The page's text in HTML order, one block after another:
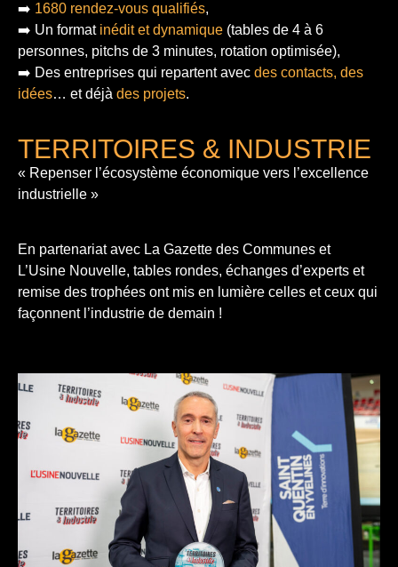
➡️ 1680 rendez-vous qualifiés,
➡️ Un format inédit et dynamique (tables de 4 à 6
personnes, pitchs de 3 minutes, rotation optimisée),
➡️ Des entreprises qui repartent avec des contacts, des
idées… et déjà des projets.
TERRITOIRES & INDUSTRIE
« Repenser l’écosystème économique vers l’excellence
industrielle »
En partenariat avec La Gazette des Communes et
L’Usine Nouvelle, tables rondes, échanges d’experts et
remise des trophées ont mis en lumière celles et ceux qui
façonnent l’industrie de demain !